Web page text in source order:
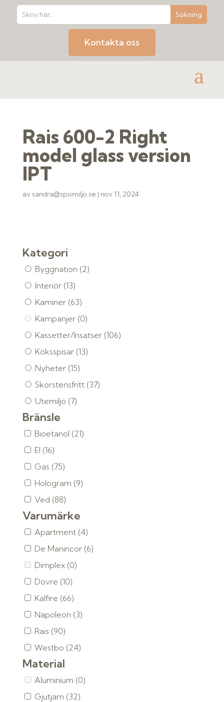
Kontakta oss
Rais 600-2 Right
model glass version
IPT
av sandra@spismiljo.se | nov 11, 2024
Kategori
Byggnation (2)
Interiör (13)
Kaminer (63)
Kampanjer (0)
Kassetter/Insatser (106)
Köksspisar (13)
Nyheter (15)
Skorstensfritt (37)
Utemiljö (7)
Bränsle
Bioetanol (21)
El (16)
Gas (75)
Hologram (9)
Ved (88)
Varumärke
Apartment (4)
De Manincor (6)
Dimplex (0)
Dovre (10)
Kalfire (66)
Napoleon (3)
Rais (90)
Westbo (24)
Material
Aluminium (0)
Gjutjärn (32)